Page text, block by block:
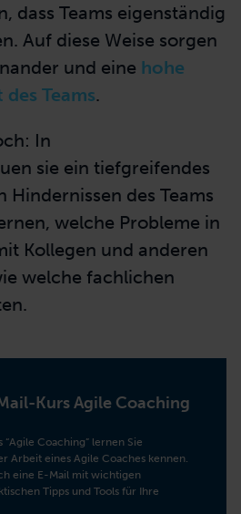
dass Teams eigenständig
Auf diese Weise sorgen
und eine hohe
Teams.
In
sie ein tiefgreifendes
Hindernissen des Teams
welche Probleme in
Kollegen und anderen
welche fachlichen
Kurs Agile Coaching
Coaching” lernen Sie
Arbeit eines Agile Coaches kennen.
eine E-Mail mit wichtigen
Tipps und Tools für Ihre